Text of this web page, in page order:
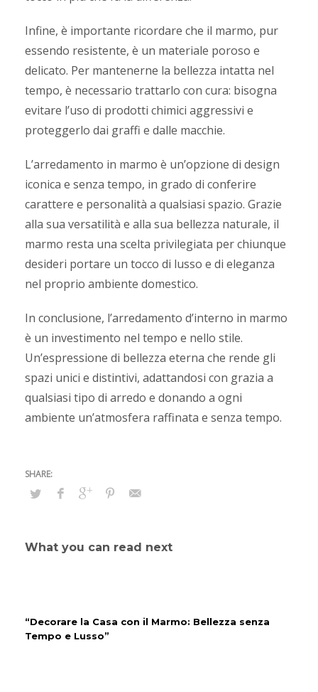
Infine, è importante ricordare che il marmo, pur
essendo resistente, è un materiale poroso e
delicato. Per mantenerne la bellezza intatta nel
tempo, è necessario trattarlo con cura: bisogna
evitare l’uso di prodotti chimici aggressivi e
proteggerlo dai graffi e dalle macchie.
L’arredamento in marmo è un’opzione di design
iconica e senza tempo, in grado di conferire
carattere e personalità a qualsiasi spazio. Grazie
alla sua versatilità e alla sua bellezza naturale, il
marmo resta una scelta privilegiata per chiunque
desideri portare un tocco di lusso e di eleganza
nel proprio ambiente domestico.
In conclusione, l’arredamento d’interno in marmo
è un investimento nel tempo e nello stile.
Un’espressione di bellezza eterna che rende gli
spazi unici e distintivi, adattandosi con grazia a
qualsiasi tipo di arredo e donando a ogni
ambiente un’atmosfera raffinata e senza tempo.
What you can read next
“Decorare la Casa con il Marmo: Bellezza senza
Tempo e Lusso”